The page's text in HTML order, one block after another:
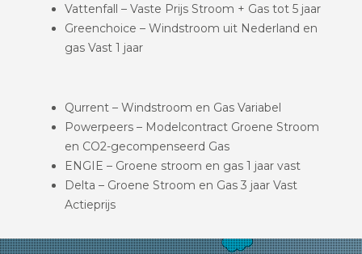
Vattenfall – Vaste Prijs Stroom + Gas tot 5 jaar
Greenchoice – Windstroom uit Nederland en
gas Vast 1 jaar
Qurrent – Windstroom en Gas Variabel
Powerpeers – Modelcontract Groene Stroom
en CO2-gecompenseerd Gas
ENGIE – Groene stroom en gas 1 jaar vast
Delta – Groene Stroom en Gas 3 jaar Vast
Actieprijs